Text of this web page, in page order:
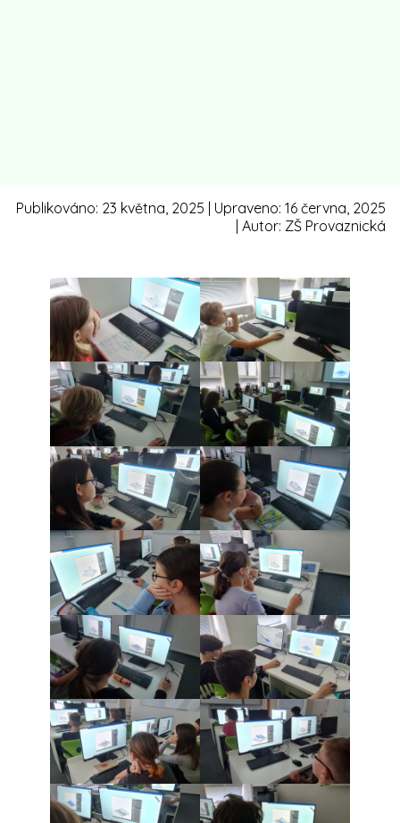
Publikováno: 23 května, 2025 | Upraveno: 16 června, 2025
| Autor: ZŠ Provaznická